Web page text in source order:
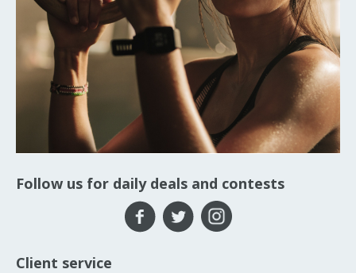
Follow us for daily deals and contests
Client service